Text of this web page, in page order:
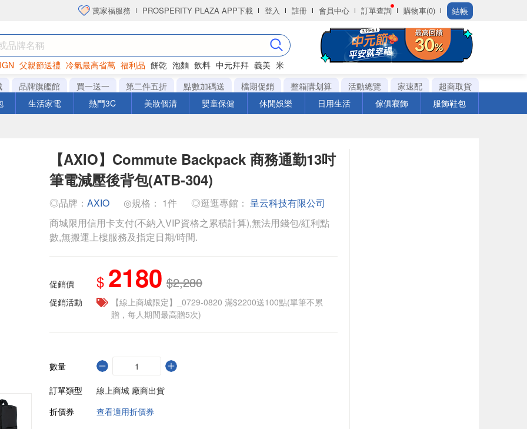
萬家福服務 PROSPERITY PLAZA APP下載 登入 註冊 會員中心 訂單查詢 購物車(0) 結帳
父親節送禮 冷氣最高省萬 福利品 餅乾 泡麵 飲料 中元拜拜 義美 米
洋芋片
品牌旗艦館 買一送一 第二件五折 點數加碼送 檔期促銷 整箱購划算 活動總覽 家速配
超商取貨
生活家電 熱門3C 美妝個清 嬰童保健 休閒娛樂 日用生活 傢俱寢飾 服飾鞋包
【AXIO】Commute Backpack 商務通勤13吋
筆電減壓後背包(ATB-304)
◎品牌： AXIO ◎規格： 1件 ◎逛逛專館： 呈云科技有限公司
商城限用信用卡支付(不納入VIP資格之累積計算),無法用錢包/紅利點
數,無搬運上樓服務及指定日期/時間.
促銷價 $ 2180 $2,280
促銷活動
【線上商城限定】_0729-0820 滿$2200送100點(單筆不累
贈，每人期間最高贈5次)
數量
訂單類型
線上商城 廠商出貨
折價券
查看適用折價券